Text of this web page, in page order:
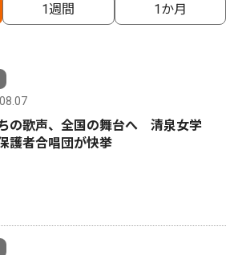
1週間 1か月
の歌声、全国の舞台へ 清泉女学
護者合唱団が快挙